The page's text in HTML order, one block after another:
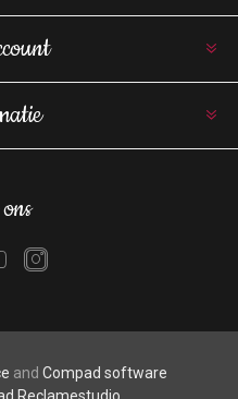
and Compad software